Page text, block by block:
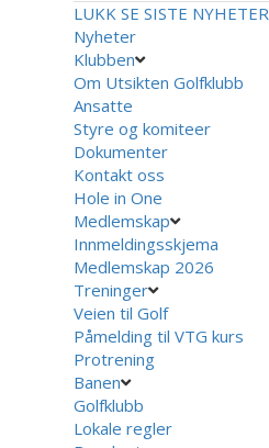
LUKK SE SISTE NYHETER
Nyheter
Klubben
Om Utsikten Golfklubb
Ansatte
Styre og komiteer
Dokumenter
Kontakt oss
Hole in One
Medlemskap
Innmeldingsskjema
Medlemskap 2026
Treninger
Veien til Golf
Påmelding til VTG kurs
Protrening
Banen
Golfklubb
Lokale regler